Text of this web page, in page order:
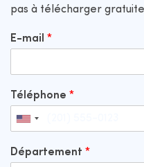
pas à télécharger
E-mail *
Téléphone *
Département *